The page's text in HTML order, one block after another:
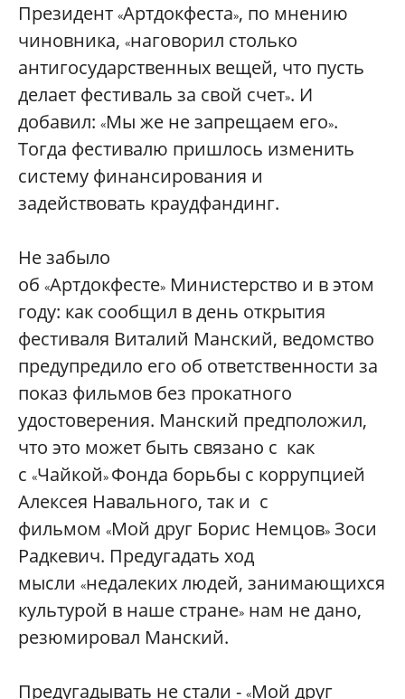
Президент «Артдокфеста», по мнению
чиновника, «наговорил столько
антигосударственных вещей, что пусть
делает фестиваль за свой счет». И
добавил: «Мы же не запрещаем его».
Тогда фестивалю пришлось изменить
систему финансирования и
задействовать краудфандинг.
Не забыло
об «Артдокфесте» Министерство и в этом
году: как сообщил в день открытия
фестиваля Виталий Манский, ведомство
предупредило его об ответственности за
показ фильмов без прокатного
удостоверения. Манский предположил,
что это может быть связано с как
с «Чайкой» Фонда борьбы с коррупцией
Алексея Навального, так и с
фильмом «Мой друг Борис Немцов» Зоси
Радкевич. Предугадать ход
мысли «недалеких людей, занимающихся
культурой в наше стране» нам не дано,
резюмировал Манский.
Предугадывать не стали - «Мой друг